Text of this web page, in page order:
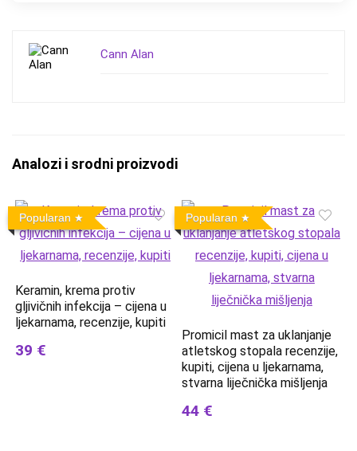
Cann Alan
Analozi i srodni proizvodi
Popularan
Keramin, krema protiv
gljivičnih infekcija – cijena u
ljekarnama, recenzije, kupiti
39 €
Popularan
Promicil mast za uklanjanje
atletskog stopala recenzije,
kupiti, cijena u ljekarnama,
stvarna liječnička mišljenja
44 €